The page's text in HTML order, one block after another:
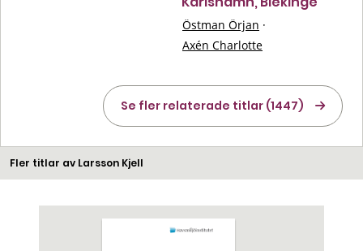
Östman Örjan ·
Axén Charlotte
Se fler relaterade titlar (1447)
Fler titlar av Larsson Kjell